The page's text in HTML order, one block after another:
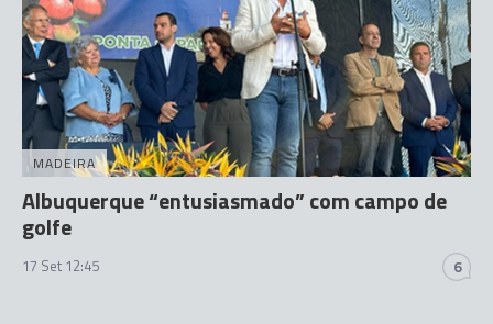
MADEIRA
Albuquerque “entusiasmado” com campo de
golfe
17 Set 12:45 6